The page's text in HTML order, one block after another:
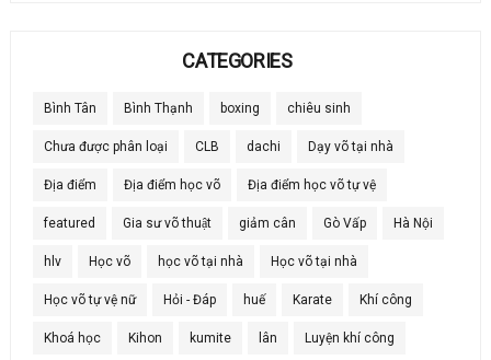
CATEGORIES
Bình Tân Bình Thạnh boxing chiêu sinh
Chưa được phân loại CLB dachi Dạy võ tại nhà
Địa điểm Địa điểm học võ Địa điểm học võ tự vệ
featured Gia sư võ thuật giảm cân Gò Vấp Hà Nội
hlv Học võ học võ tại nhà Học võ tại nhà
Học võ tự vệ nữ Hỏi - Đáp huế Karate Khí công
Khoá học Kihon kumite lân Luyện khí công